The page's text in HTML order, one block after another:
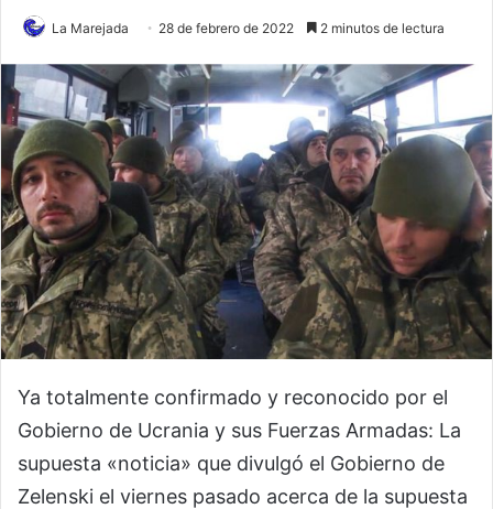
La Marejada 28 de febrero de 2022 2 minutos de lectura
Ya totalmente confirmado y reconocido por el
Gobierno de Ucrania y sus Fuerzas Armadas: La
supuesta «noticia» que divulgó el Gobierno de
Zelenski el viernes pasado acerca de la supuesta